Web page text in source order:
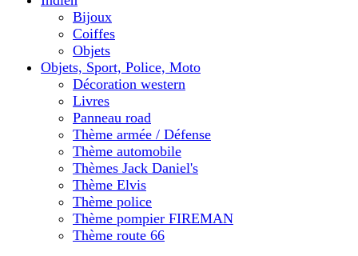
Bijoux
Coiffes
Objets
Objets, Sport, Police, Moto
Décoration western
Livres
Panneau road
Thème armée / Défense
Thème automobile
Thèmes Jack Daniel's
Thème Elvis
Thème police
Thème pompier FIREMAN
Thème route 66